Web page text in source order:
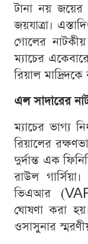
টানা নয় জয়ের
জয়যাত্রা।
গোলের
ম্যাচের
রিয়াল
এল সাদারের
ম্যাচের ভাগ্য
রিয়ালের
দুর্দান্ত এক
রাউল
ভিএআর
ঘোষণা করা
ওসাসুনার